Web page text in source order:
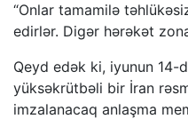
“Onlar tamamilə
edirlər. Digər hərəkət
Qeyd edək ki, iyunun 14-
yüksəkrütbəli bir İran
imzalanacaq anlaşma